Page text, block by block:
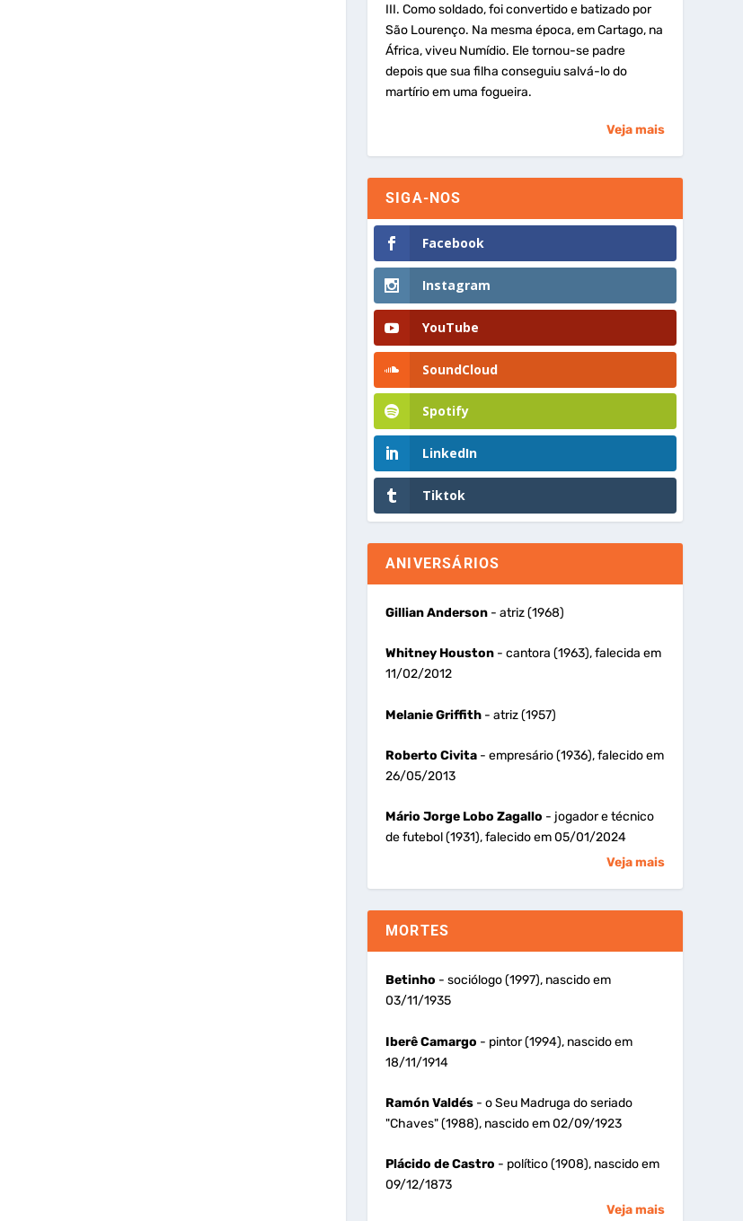
III. Como soldado, foi convertido e batizado por
São Lourenço. Na mesma época, em Cartago, na
África, viveu Numídio. Ele tornou-se padre
depois que sua filha conseguiu salvá-lo do
martírio em uma fogueira.
Veja mais
SIGA-NOS
Facebook
Instagram
YouTube
SoundCloud
Spotify
LinkedIn
Tiktok
ANIVERSÁRIOS
Gillian Anderson- atriz (1968)
Whitney Houston- cantora (1963), falecida em
11/02/2012
Melanie Griffith- atriz (1957)
Roberto Civita- empresário (1936), falecido em
26/05/2013
Mário Jorge Lobo Zagallo - jogador e técnico
de futebol (1931), falecido em 05/01/2024
Veja mais
MORTES
Betinho - sociólogo (1997), nascido em
03/11/1935
Iberê Camargo - pintor (1994), nascido em
18/11/1914
Ramón Valdés- o Seu Madruga do seriado
"Chaves" (1988), nascido em 02/09/1923
Plácido de Castro - político (1908), nascido em
09/12/1873
Veja mais